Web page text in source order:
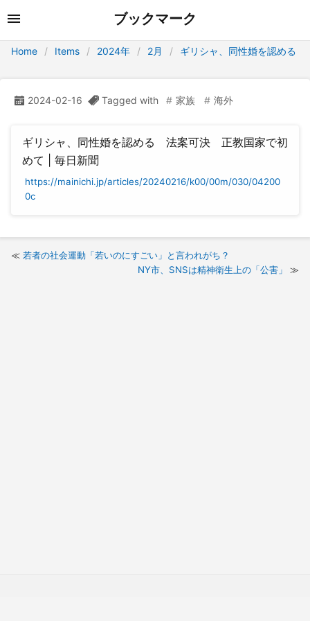
ブックマーク
Home Items 2024年 2月 ギリシャ、同性婚を認める
2024-02-16 Tagged with 家族 海外
ギリシャ、同性婚を認める 法案可決 正教国家で初
めて | 毎日新聞
https://mainichi.jp/articles/20240216/k00/00m/030/04200
0c
若者の社会運動「若いのにすごい」と言われがち？
NY市、SNSは精神衛生上の「公害」